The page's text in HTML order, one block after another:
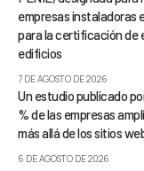
empresas instaladoras
para la certificación de
edificios
7 DE AGOSTO DE 2026
Un estudio publicado
% de las empresas
más allá de los sitios
6 DE AGOSTO DE 2026